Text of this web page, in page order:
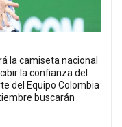
la camiseta nacional
la confianza del
del Equipo Colombia
buscarán